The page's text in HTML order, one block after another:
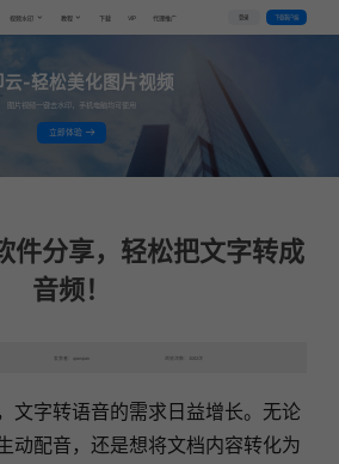
视频水印 教程 下载 VIP 代理推广 登录 下载客户端
云-轻松美化图片视频
图片视频一键去水印，手机电脑均可使用
立即体验
件分享，轻松把文字转成
音频！
发表者：qianqian 浏览次数：3082次
文字转语音的需求日益增长。无论
动配音，还是想将文档内容转化为